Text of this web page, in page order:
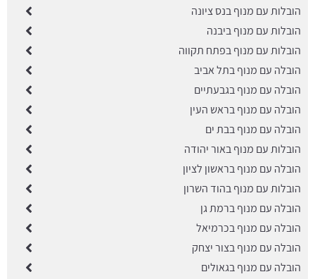
הובלות עם מנוף בנס ציונה
הובלות עם מנוף ביבנה
הובלות עם מנוף בפתח תקווה
הובלה עם מנוף בתל אביב
הובלה עם מנוף בגבעתיים
הובלה עם מנוף בראש העין
הובלה עם מנוף בבת ים
הובלות עם מנוף באור יהודה
הובלה עם מנוף בראשון לציון
הובלות עם מנוף בהוד השרון
הובלה עם מנוף ברמת גן
הובלה עם מנוף בכרמיאל
הובלה עם מנוף בצור יצחק
הובלה עם מנוף בגאולים